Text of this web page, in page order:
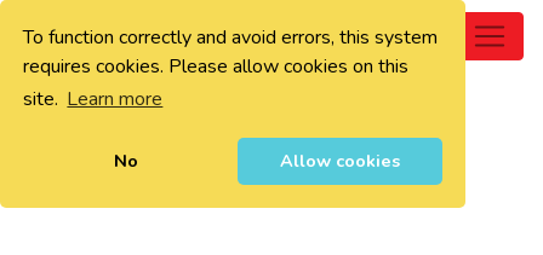
To function correctly and avoid errors, this system
requires cookies. Please allow cookies on this
site. Learn more
No Allow cookies
0